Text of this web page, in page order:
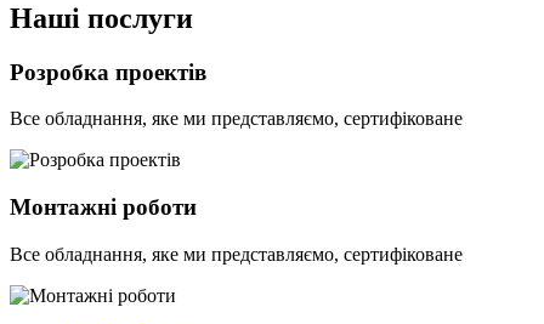
Наші послуги
Розробка проектів
Все обладнання, яке ми представляємо, сертифіковане
Монтажні роботи
Все обладнання, яке ми представляємо, сертифіковане